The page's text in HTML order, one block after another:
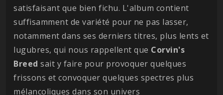
satisfaisant que bien fichu. L'album contient
suffisamment de variété pour ne pas lasser,
notamment dans ses derniers titres, plus lents et
lugubres, qui nous rappellent que Corvin's
Breed sait y faire pour provoquer quelques
frissons et convoquer quelques spectres plus
mélancoliques dans son univers